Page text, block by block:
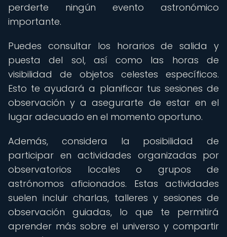
perderte ningún evento astronómico
importante.
Puedes consultar los horarios de salida y
puesta del sol, así como las horas de
visibilidad de objetos celestes específicos.
Esto te ayudará a planificar tus sesiones de
observación y a asegurarte de estar en el
lugar adecuado en el momento oportuno.
Además, considera la posibilidad de
participar en actividades organizadas por
observatorios locales o grupos de
astrónomos aficionados. Estas actividades
suelen incluir charlas, talleres y sesiones de
observación guiadas, lo que te permitirá
aprender más sobre el universo y compartir